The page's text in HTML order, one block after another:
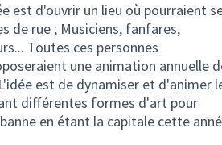
est d'ouvrir un lieu où pourraient
de rue ; Musiciens, fanfares,
Toutes ces personnes
une animation annuelle
est de dynamiser et d'animer
différentes formes d'art pour
en étant la capitale cette